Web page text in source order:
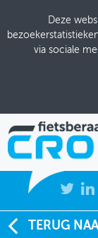
Deze
via sociale
NIEUWS
TERUG